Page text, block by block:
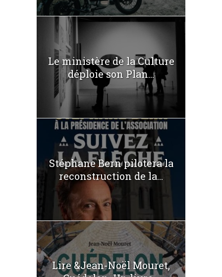
Le ministère de la Culture
déploie son Plan...
Stéphane Bern pilotera la
reconstruction de la...
Lire &Jean-Noël Mouret,